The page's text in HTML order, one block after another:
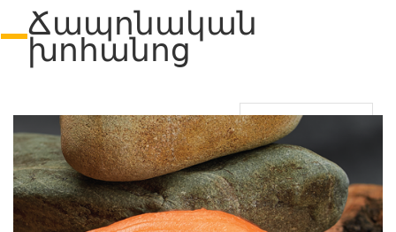
Ճապոնական
խոհանոց